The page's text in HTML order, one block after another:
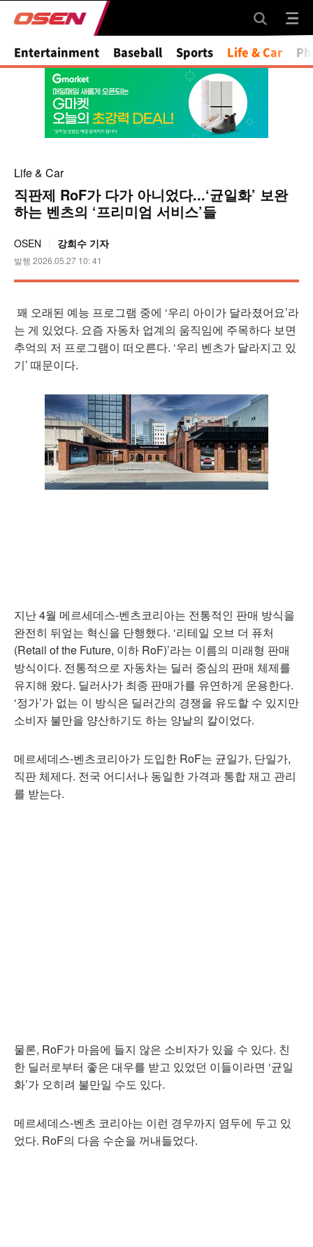
Mute
Entertainment Baseball Sports Life & Car
Life & Car
직판제 RoF가 다가 아니었다...‘균일화’ 보완
하는 벤츠의 ‘프리미엄 서비스’들
OSEN 강희수 기자
발행 2026.05.27 10: 41
꽤 오래된 예능 프로그램 중에 ‘우리 아이가 달라졌어요’라
는 게 있었다. 요즘 자동차 업계의 움직임에 주목하다 보면
추억의 저 프로그램이 떠오른다. ‘우리 벤츠가 달라지고 있
기’ 때문이다.
지난 4월 메르세데스-벤츠코리아는 전통적인 판매 방식을
완전히 뒤엎는 혁신을 단행했다. ‘리테일 오브 더 퓨처
(Retail of the Future, 이하 RoF)’라는 이름의 미래형 판매
방식이다. 전통적으로 자동차는 딜러 중심의 판매 체제를
유지해 왔다. 딜러사가 최종 판매가를 유연하게 운용한다.
‘정가’가 없는 이 방식은 딜러간의 경쟁을 유도할 수 있지만
소비자 불만을 양산하기도 하는 양날의 칼이었다.
메르세데스-벤츠코리아가 도입한 RoF는 균일가, 단일가,
직판 체제다. 전국 어디서나 동일한 가격과 통합 재고 관리
를 받는다.
물론, RoF가 마음에 들지 않은 소비자가 있을 수 있다. 친
한 딜러로부터 좋은 대우를 받고 있었던 이들이라면 ‘균일
화’가 오히려 불만일 수도 있다.
메르세데스-벤츠 코리아는 이런 경우까지 염두에 두고 있
었다. RoF의 다음 수순을 꺼내들었다.